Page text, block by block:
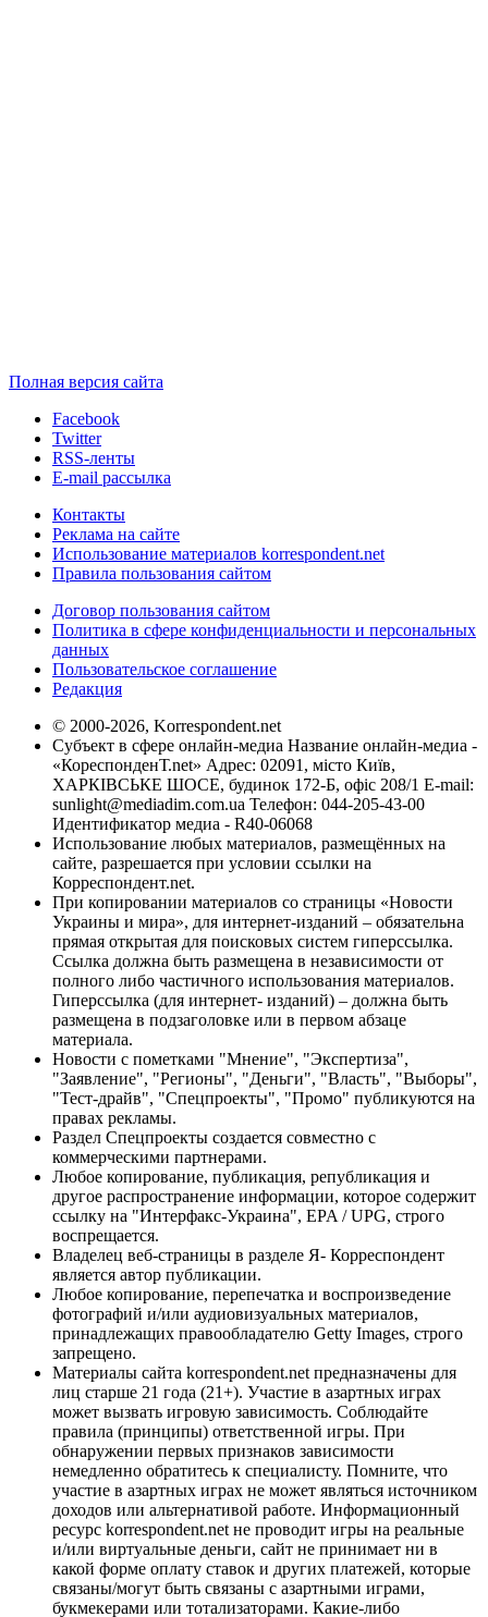
Полная версия сайта
Facebook
Twitter
RSS-ленты
E-mail рассылка
Контакты
Реклама на сайте
Использование материалов korrespondent.net
Правила пользования сайтом
Договор пользования сайтом
Политика в сфере конфиденциальности и персональных
данных
Пользовательское соглашение
Редакция
© 2000-2026, Korrespondent.net
Субъект в сфере онлайн-медиа Название онлайн-медиа -
«КореспонденТ.net» Адрес: 02091, місто Київ,
ХАРКІВСЬКЕ ШОСЕ, будинок 172-Б, офіс 208/1 E-mail:
sunlight@mediadim.com.ua Телефон: 044-205-43-00
Идентификатор медиа - R40-06068
Использование любых материалов, размещённых на
сайте, разрешается при условии ссылки на
Корреспондент.net.
При копировании материалов со страницы «Новости
Украины и мира», для интернет-изданий – обязательна
прямая открытая для поисковых систем гиперссылка.
Ссылка должна быть размещена в независимости от
полного либо частичного использования материалов.
Гиперссылка (для интернет- изданий) – должна быть
размещена в подзаголовке или в первом абзаце
материала.
Новости с пометками "Мнение", "Экспертиза",
"Заявление", "Регионы", "Деньги", "Власть", "Выборы",
"Тест-драйв", "Спецпроекты", "Промо" публикуются на
правах рекламы.
Раздел Спецпроекты создается совместно с
коммерческими партнерами.
Любое копирование, публикация, републикация и
другое распространение информации, которое содержит
ссылку на "Интерфакс-Украина", EPA / UPG, строго
воспрещается.
Владелец веб-страницы в разделе Я- Корреспондент
является автор публикации.
Любое копирование, перепечатка и воспроизведение
фотографий и/или аудиовизуальных материалов,
принадлежащих правообладателю Getty Images, строго
запрещено.
Материалы сайта korrespondent.net предназначены для
лиц старше 21 года (21+). Участие в азартных играх
может вызвать игровую зависимость. Соблюдайте
правила (принципы) ответственной игры. При
обнаружении первых признаков зависимости
немедленно обратитесь к специалисту. Помните, что
участие в азартных играх не может являться источником
доходов или альтернативой работе. Информационный
ресурс korrespondent.net не проводит игры на реальные
и/или виртуальные деньги, сайт не принимает ни в
какой форме оплату ставок и других платежей, которые
связаны/могут быть связаны с азартными играми,
букмекерами или тотализаторами. Какие-либо